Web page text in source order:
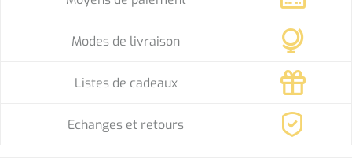
Modes de livraison
Listes de cadeaux
Echanges et retours